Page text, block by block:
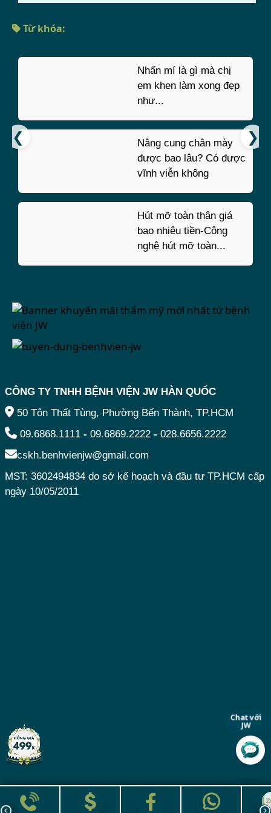
Từ khóa:
Nhấn mí là gì mà chị
em khen làm xong đẹp
như...
Nâng cung chân mày
được bao lâu? Có được
vĩnh viễn không
Hút mỡ toàn thân giá
bao nhiêu tiền-Công
nghệ hút mỡ toàn...
Chat với
JW
CÔNG TY TNHH BỆNH VIỆN JW HÀN QUỐC
50 Tôn Thất Tùng, Phường Bến Thành, TP.HCM
09.6868.1111 - 09.6869.2222 - 028.6656.2222
cskh.benhvienjw@gmail.com
MST: 3602494834 do sở kế hoạch và đầu tư TP.HCM cấp
ngày 10/05/2011